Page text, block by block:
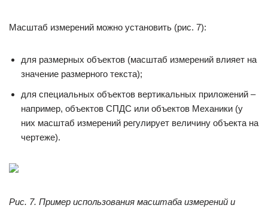
Масштаб измерений можно установить (рис. 7):
для размерных объектов (масштаб измерений влияет на
значение размерного текста);
для специальных объектов вертикальных приложений –
например, объектов СПДС или объектов Механики (у
них масштаб измерений регулирует величину объекта на
чертеже).
Рис. 7. Пример использования масштаба измерений и